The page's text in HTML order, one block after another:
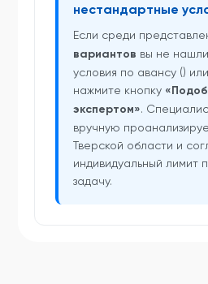
нестандартные
Если среди
вариантов вы не
условия по авансу ()
нажмите кнопку
экспертом».
вручную
Тверской области и
индивидуальный лимит
задачу.